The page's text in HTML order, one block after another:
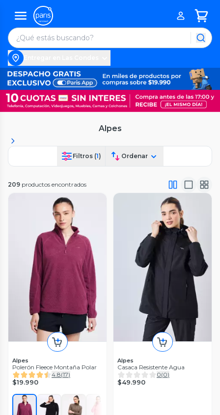
Alpes
Filtros (1) Ordenar
209 productos encontrados
Alpes
Polerón Fleece Montaña Polar
4.8(17)
$19.990
Alpes
Casaca Resistente Agua
0(0)
$49.990